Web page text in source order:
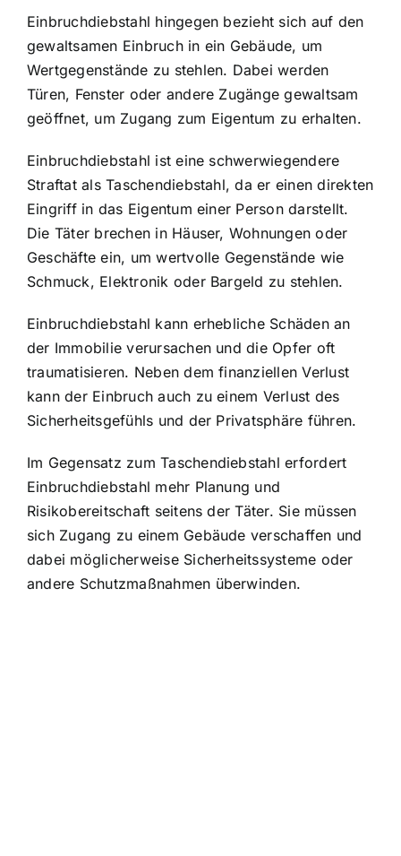
Einbruchdiebstahl hingegen bezieht sich auf den
gewaltsamen Einbruchin ein Gebäude, um
Wertgegenstände zu stehlen. Dabei werden
Türen, Fenster oder andere Zugänge gewaltsam
geöffnet, um Zugang zum Eigentum zu erhalten.
Einbruchdiebstahl ist eine schwerwiegendere
Straftat als Taschendiebstahl, da er einen direkten
Eingriff in das Eigentum einer Person darstellt.
Die Täter brechen in Häuser, Wohnungen oder
Geschäfte ein, um wertvolle Gegenstände wie
Schmuck, Elektronik oder Bargeld zu stehlen.
Einbruchdiebstahl kann erhebliche Schäden an
der Immobilie verursachen und die Opfer oft
traumatisieren. Neben dem finanziellen Verlust
kann der Einbruch auch zu einem Verlust des
Sicherheitsgefühls und der Privatsphäre führen.
Im Gegensatz zum Taschendiebstahl erfordert
Einbruchdiebstahl mehr Planung und
Risikobereitschaft seitens der Täter. Sie müssen
sich Zugang zu einem Gebäude verschaffen und
dabei möglicherweise Sicherheitssysteme oder
andere Schutzmaßnahmen überwinden.